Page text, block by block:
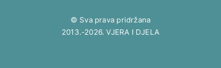
© Sva prava pridržana
2013.-2026. VJERA I DJELA